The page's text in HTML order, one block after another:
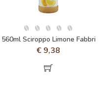
560ml Sciroppo Limone Fabbri
€ 9,38